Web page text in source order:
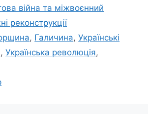
війна та міжвоєнний
реконструкції
, Галичина,Українські
, Українська революція,